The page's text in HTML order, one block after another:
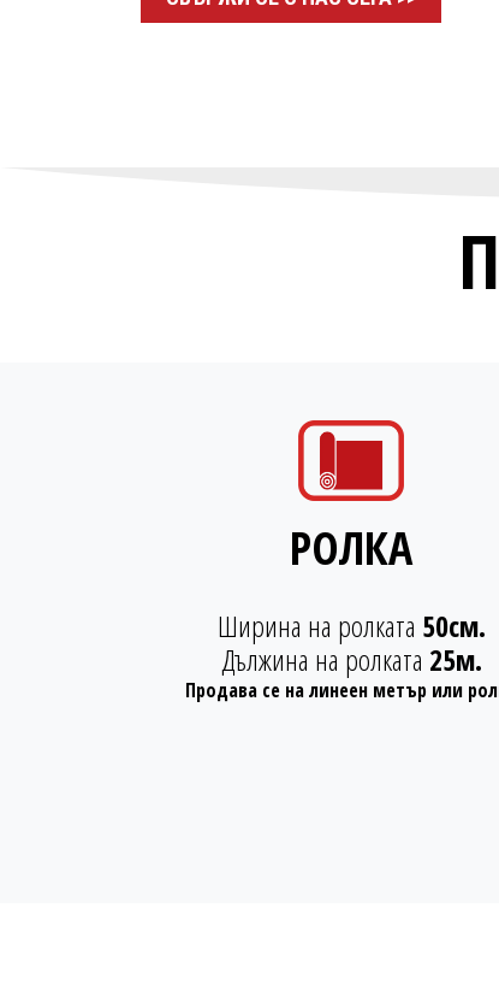
РОЛКА
Ширина на ролката 50см.
Дължина на ролката 25м.
Продава се на линеен метър или